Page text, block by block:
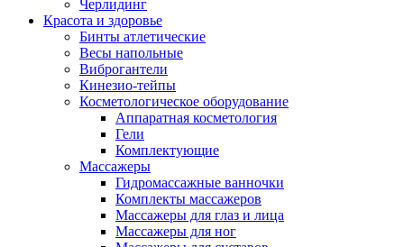
Черлидинг
Красота и здоровье
Бинты атлетические
Весы напольные
Виброгантели
Кинезио-тейпы
Косметологическое оборудование
Аппаратная косметология
Гели
Комплектующие
Массажеры
Гидромассажные ванночки
Комплекты массажеров
Массажеры для глаз и лица
Массажеры для ног